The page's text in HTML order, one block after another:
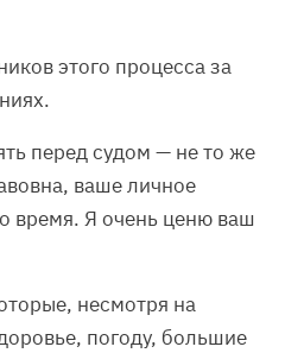
этого процесса за
перед судом — не то же
ваше личное
время. Я очень ценю ваш
несмотря на
погоду, большие